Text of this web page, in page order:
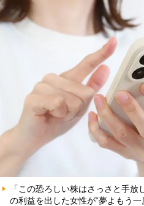
「この恐ろしい株はさっさと手
の利益を出した女性が“夢よもう一